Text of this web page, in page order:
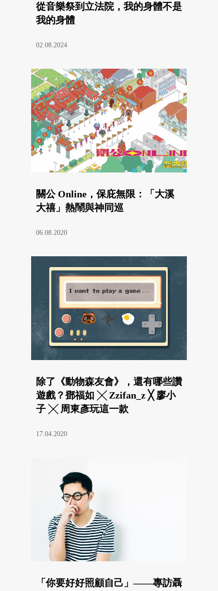
從音樂祭到立法院，我的身體不是
我的身體
02.08.2024
關公 Online，保庇無限：「大溪
大禧」熱鬧與神同巡
06.08.2020
除了《動物森友會》，還有哪些讚
遊戲？鄧福如 ╳ Zzifan_z ╳ 廖小
子 ╳ 周東彥玩這一款
17.04.2020
「你要好好照顧自己」——專訪聶